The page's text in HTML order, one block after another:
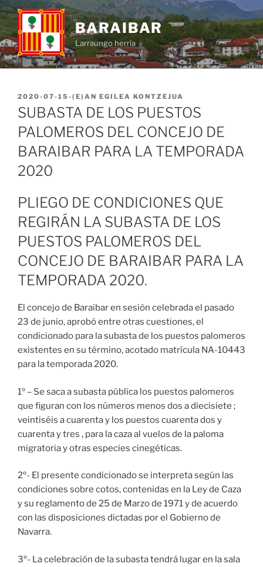
BARAIBAR
Larraungo herria
2020-07-15 -(E)AN EGILEA KONTZEJUA
SUBASTA DE LOS PUESTOS
PALOMEROS DEL CONCEJO DE
BARAIBAR PARA LA TEMPORADA
2020
PLIEGO DE CONDICIONES QUE
REGIRÁN LA SUBASTA DE LOS
PUESTOS PALOMEROS DEL
CONCEJO DE BARAIBAR PARA LA
TEMPORADA 2020.
El concejo de Baraibar en sesión celebrada el pasado
23 de junio, aprobó entre otras cuestiones, el
condicionado para la subasta de los puestos palomeros
existentes en su término, acotado matrícula NA-10443
para la temporada 2020.
1º – Se saca a subasta pública los puestos palomeros
que figuran con los números menos dos a diecisiete ;
veintiséis a cuarenta y los puestos cuarenta dos y
cuarenta y tres , para la caza al vuelos de la paloma
migratoria y otras especies cinegéticas.
2º- El presente condicionado se interpreta según las
condiciones sobre cotos, contenidas en la Ley de Caza
y su reglamento de 25 de Marzo de 1971 y de acuerdo
con las disposiciones dictadas por el Gobierno de
Navarra.
3º- La celebración de la subasta tendrá lugar en la sala